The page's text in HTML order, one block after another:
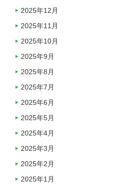
2025年12月
2025年11月
2025年10月
2025年9月
2025年8月
2025年7月
2025年6月
2025年5月
2025年4月
2025年3月
2025年2月
2025年1月